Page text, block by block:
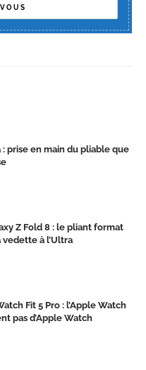
: prise en main du pliable que
Z Fold 8 : le pliant format
à l’Ultra
Fit 5 Pro : l’Apple Watch
pas d’Apple Watch